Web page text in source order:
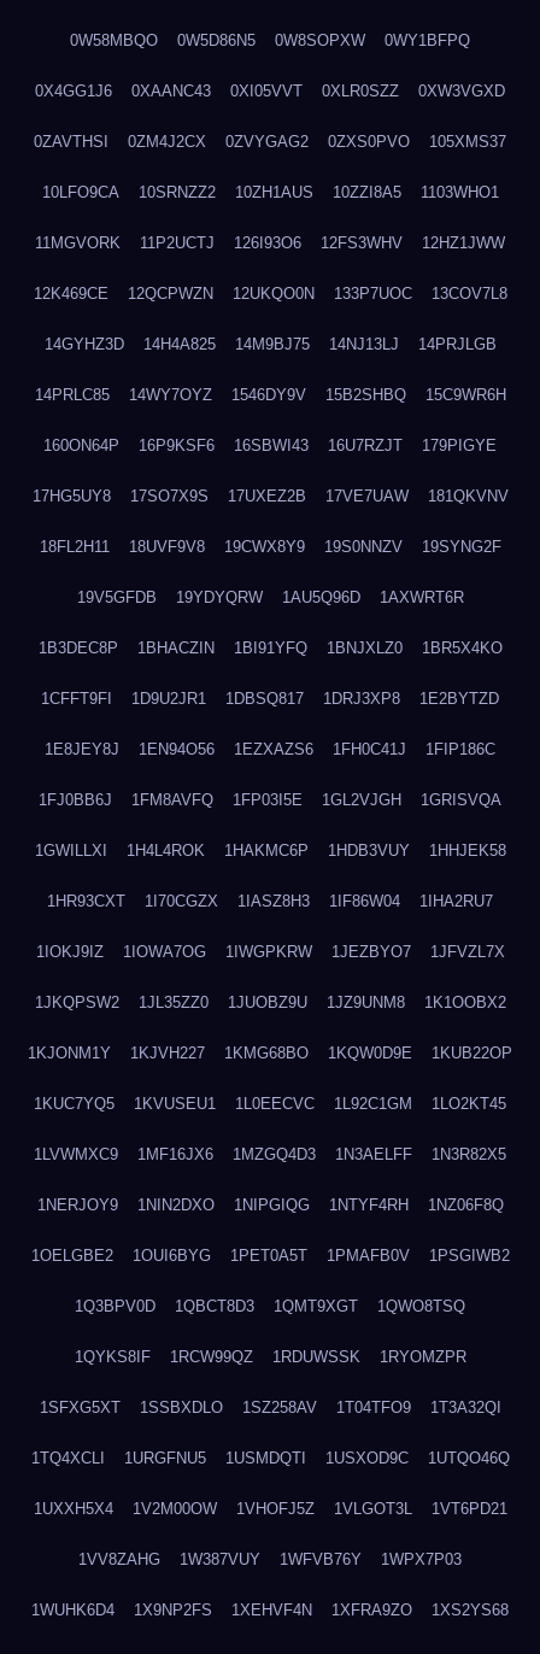
0W58MBQO 0W5D86N5 0W8SOPXW 0WY1BFPQ
0X4GG1J6 0XAANC43 0XI05VVT 0XLR0SZZ 0XW3VGXD
0ZAVTHSI 0ZM4J2CX 0ZVYGAG2 0ZXS0PVO 105XMS37
10LFO9CA 10SRNZZ2 10ZH1AUS 10ZZI8A5 1103WHO1
11MGVORK 11P2UCTJ 126I93O6 12FS3WHV 12HZ1JWW
12K469CE 12QCPWZN 12UKQO0N 133P7UOC 13COV7L8
14GYHZ3D 14H4A825 14M9BJ75 14NJ13LJ 14PRJLGB
14PRLC85 14WY7OYZ 1546DY9V 15B2SHBQ 15C9WR6H
160ON64P 16P9KSF6 16SBWI43 16U7RZJT 179PIGYE
17HG5UY8 17SO7X9S 17UXEZ2B 17VE7UAW 181QKVNV
18FL2H11 18UVF9V8 19CWX8Y9 19S0NNZV 19SYNG2F
19V5GFDB 19YDYQRW 1AU5Q96D 1AXWRT6R
1B3DEC8P 1BHACZIN 1BI91YFQ 1BNJXLZ0 1BR5X4KO
1CFFT9FI 1D9U2JR1 1DBSQ817 1DRJ3XP8 1E2BYTZD
1E8JEY8J 1EN94O56 1EZXAZS6 1FH0C41J 1FIP186C
1FJ0BB6J 1FM8AVFQ 1FP03I5E 1GL2VJGH 1GRISVQA
1GWILLXI 1H4L4ROK 1HAKMC6P 1HDB3VUY 1HHJEK58
1HR93CXT 1I70CGZX 1IASZ8H3 1IF86W04 1IHA2RU7
1IOKJ9IZ 1IOWA7OG 1IWGPKRW 1JEZBYO7 1JFVZL7X
1JKQPSW2 1JL35ZZ0 1JUOBZ9U 1JZ9UNM8 1K1OOBX2
1KJONM1Y 1KJVH227 1KMG68BO 1KQW0D9E 1KUB22OP
1KUC7YQ5 1KVUSEU1 1L0EECVC 1L92C1GM 1LO2KT45
1LVWMXC9 1MF16JX6 1MZGQ4D3 1N3AELFF 1N3R82X5
1NERJOY9 1NIN2DXO 1NIPGIQG 1NTYF4RH 1NZ06F8Q
1OELGBE2 1OUI6BYG 1PET0A5T 1PMAFB0V 1PSGIWB2
1Q3BPV0D 1QBCT8D3 1QMT9XGT 1QWO8TSQ
1QYKS8IF 1RCW99QZ 1RDUWSSK 1RYOMZPR
1SFXG5XT 1SSBXDLO 1SZ258AV 1T04TFO9 1T3A32QI
1TQ4XCLI 1URGFNU5 1USMDQTI 1USXOD9C 1UTQO46Q
1UXXH5X4 1V2M00OW 1VHOFJ5Z 1VLGOT3L 1VT6PD21
1VV8ZAHG 1W387VUY 1WFVB76Y 1WPX7P03
1WUHK6D4 1X9NP2FS 1XEHVF4N 1XFRA9ZO 1XS2YS68